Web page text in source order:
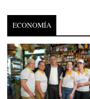
ECONOMÍA